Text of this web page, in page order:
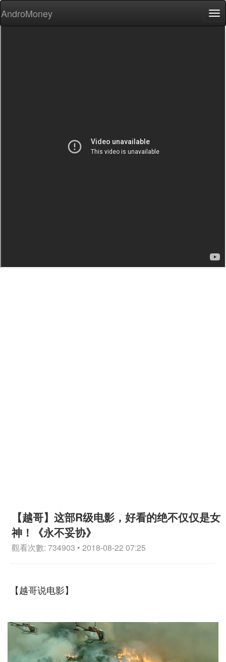
AndroMoney
【越哥】这部R级电影，好看的绝不仅仅是女
神！《永不妥协》
觀看次數: 734903 • 2018-08-22 07:25
【越哥说电影】